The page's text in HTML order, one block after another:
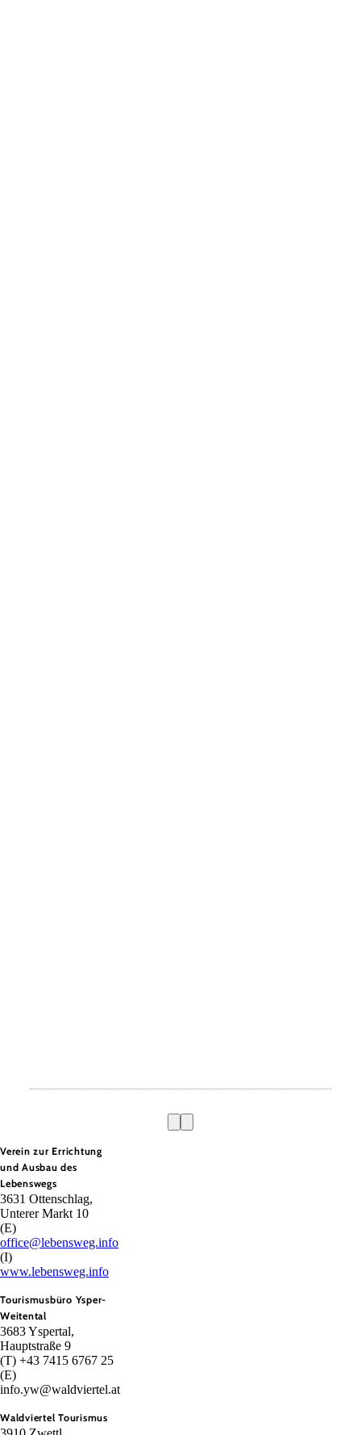
Verein zur Errichtung
und Ausbau des
Lebenswegs
3631 Ottenschlag,
Unterer Markt 10
(E)
office@lebensweg.info
(I)
www.lebensweg.info
Tourismusbüro Ysper-
Weitental
3683 Yspertal,
Hauptstraße 9
(T) +43 7415 6767 25
(E)
info.yw@waldviertel.at
Waldviertel Tourismus